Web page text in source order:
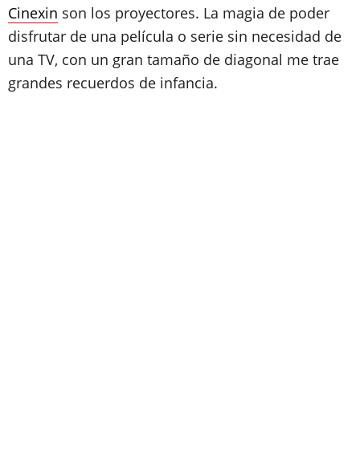
Cinexin son los proyectores. La magia de poder
disfrutar de una película o serie sin necesidad de
una TV, con un gran tamaño de diagonal me trae
grandes recuerdos de infancia.